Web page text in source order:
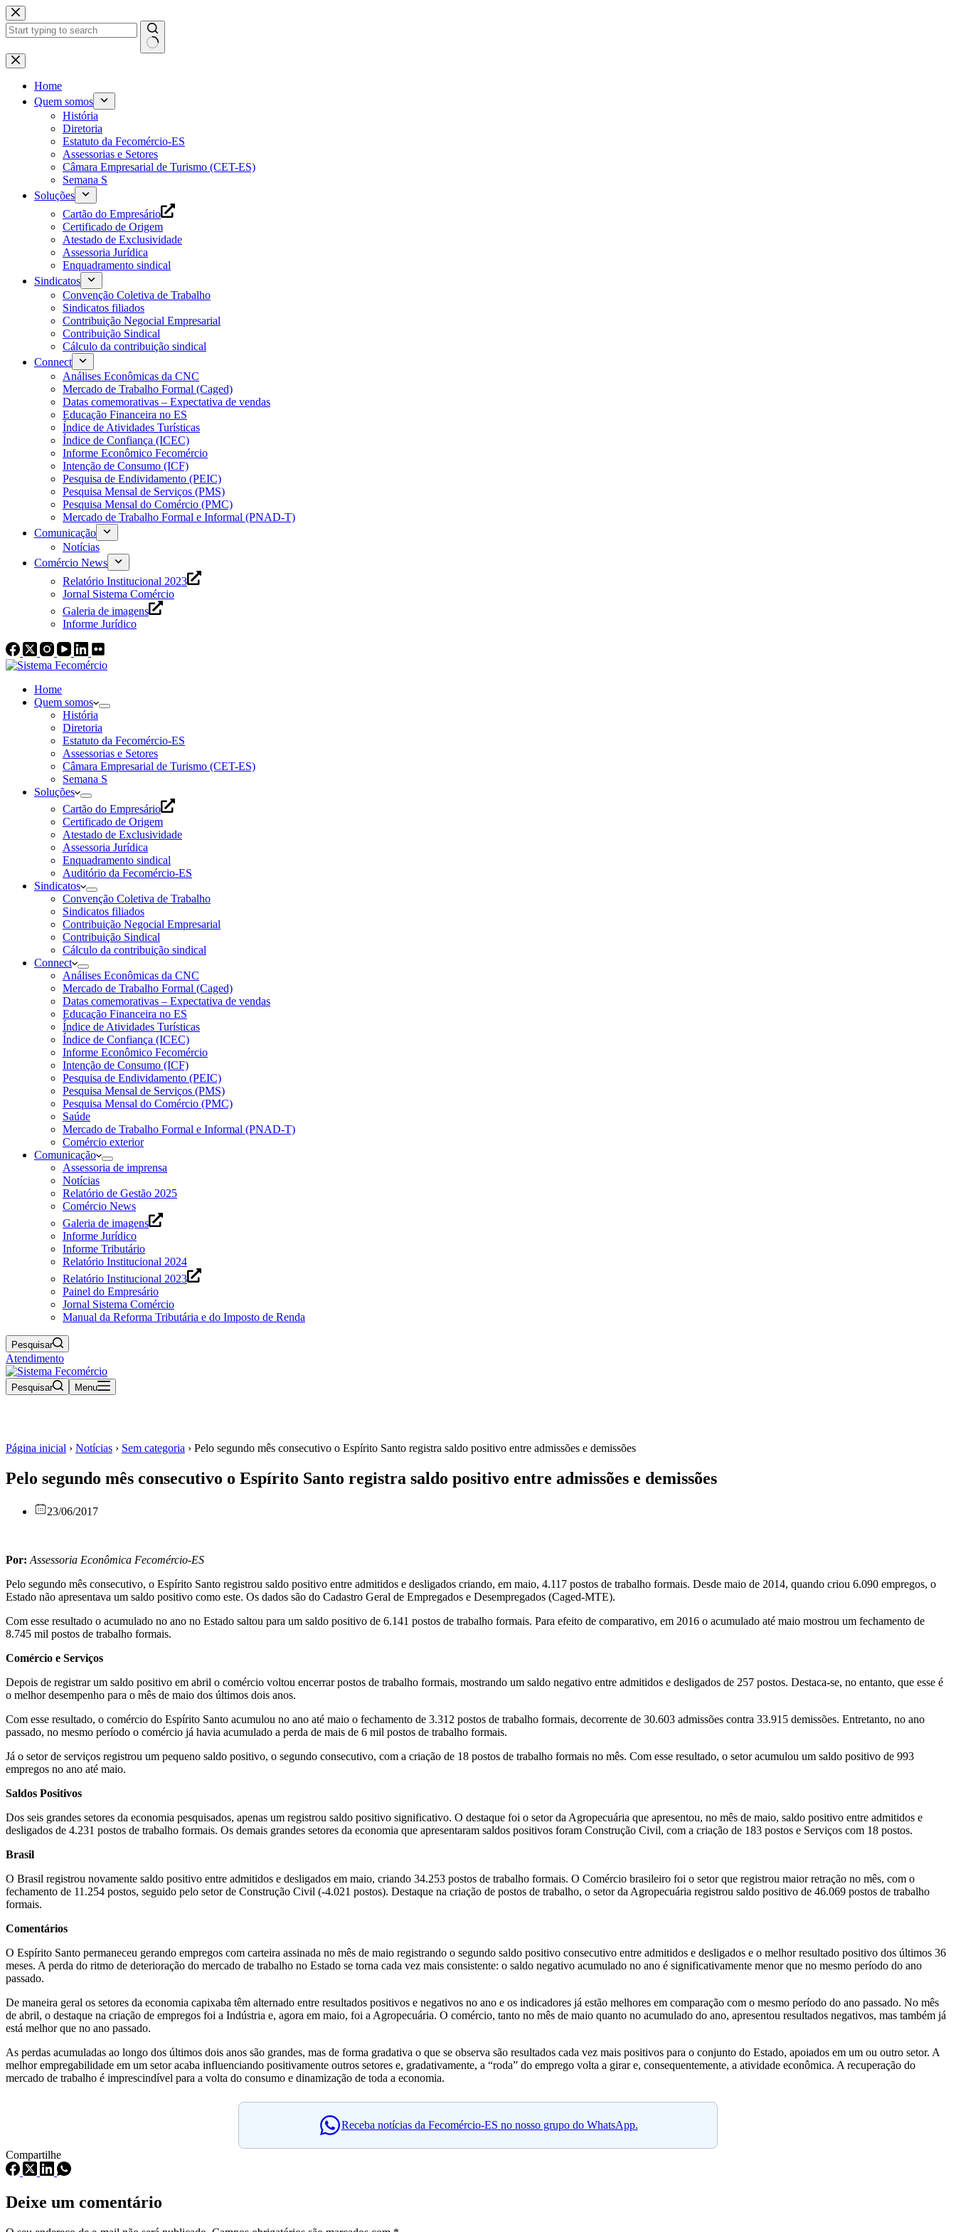
Pular
para
o
Home
Quem somos
História
Diretoria
Estatuto da Fecomércio-ES
Assessorias e Setores
Câmara Empresarial de Turismo (CET-ES)
Semana S
Soluções
Cartão do Empresário
Certificado de Origem
Atestado de Exclusividade
Assessoria Jurídica
Enquadramento sindical
Sindicatos
Convenção Coletiva de Trabalho
Sindicatos filiados
Contribuição Negocial Empresarial
Contribuição Sindical
Cálculo da contribuição sindical
Connect
Análises Econômicas da CNC
Mercado de Trabalho Formal (Caged)
Datas comemorativas – Expectativa de vendas
Educação Financeira no ES
Índice de Atividades Turísticas
Índice de Confiança (ICEC)
Informe Econômico Fecomércio
Intenção de Consumo (ICF)
Pesquisa de Endividamento (PEIC)
Pesquisa Mensal de Serviços (PMS)
Pesquisa Mensal do Comércio (PMC)
Mercado de Trabalho Formal e Informal (PNAD-T)
Comunicação
Notícias
Comércio News
Relatório Institucional 2023
Jornal Sistema Comércio
Galeria de imagens
Informe Jurídico
Home
Quem somos
História
Diretoria
Estatuto da Fecomércio-ES
Assessorias e Setores
Câmara Empresarial de Turismo (CET-ES)
Semana S
Soluções
Cartão do Empresário
Certificado de Origem
Atestado de Exclusividade
Assessoria Jurídica
Enquadramento sindical
Auditório da Fecomércio-ES
Sindicatos
Convenção Coletiva de Trabalho
Sindicatos filiados
Contribuição Negocial Empresarial
Contribuição Sindical
Cálculo da contribuição sindical
Connect
Análises Econômicas da CNC
Mercado de Trabalho Formal (Caged)
Datas comemorativas – Expectativa de vendas
Educação Financeira no ES
Índice de Atividades Turísticas
Índice de Confiança (ICEC)
Informe Econômico Fecomércio
Intenção de Consumo (ICF)
Pesquisa de Endividamento (PEIC)
Pesquisa Mensal de Serviços (PMS)
Pesquisa Mensal do Comércio (PMC)
Saúde
Mercado de Trabalho Formal e Informal (PNAD-T)
Comércio exterior
Comunicação
Assessoria de imprensa
Notícias
Relatório de Gestão 2025
Comércio News
Galeria de imagens
Informe Jurídico
Informe Tributário
Relatório Institucional 2024
Relatório Institucional 2023
Painel do Empresário
Jornal Sistema Comércio
Manual da Reforma Tributária e do Imposto de Renda
Pesquisar
Atendimento
Pesquisar Menu
Página inicial › Notícias › Sem categoria › Pelo segundo mês consecutivo o Espírito Santo registra saldo positivo entre admissões e demissões
Pelo segundo mês consecutivo o Espírito Santo registra saldo positivo entre admissões e demissões
23/06/2017
Por: Assessoria Econômica Fecomércio-ES
Pelo segundo mês consecutivo, o Espírito Santo registrou saldo positivo entre admitidos e desligados criando, em maio, 4.117 postos de trabalho formais. Desde maio de 2014, quando criou 6.090 empregos, o
Estado não apresentava um saldo positivo como este. Os dados são do Cadastro Geral de Empregados e Desempregados (Caged-MTE).
Com esse resultado o acumulado no ano no Estado saltou para um saldo positivo de 6.141 postos de trabalho formais. Para efeito de comparativo, em 2016 o acumulado até maio mostrou um fechamento de
8.745 mil postos de trabalho formais.
Comércio e Serviços
Depois de registrar um saldo positivo em abril o comércio voltou encerrar postos de trabalho formais, mostrando um saldo negativo entre admitidos e desligados de 257 postos. Destaca-se, no entanto, que esse é
o melhor desempenho para o mês de maio dos últimos dois anos.
Com esse resultado, o comércio do Espírito Santo acumulou no ano até maio o fechamento de 3.312 postos de trabalho formais, decorrente de 30.603 admissões contra 33.915 demissões. Entretanto, no ano
passado, no mesmo período o comércio já havia acumulado a perda de mais de 6 mil postos de trabalho formais.
Já o setor de serviços registrou um pequeno saldo positivo, o segundo consecutivo, com a criação de 18 postos de trabalho formais no mês. Com esse resultado, o setor acumulou um saldo positivo de 993
empregos no ano até maio.
Saldos Positivos
Dos seis grandes setores da economia pesquisados, apenas um registrou saldo positivo significativo. O destaque foi o setor da Agropecuária que apresentou, no mês de maio, saldo positivo entre admitidos e
desligados de 4.231 postos de trabalho formais. Os demais grandes setores da economia que apresentaram saldos positivos foram Construção Civil, com a criação de 183 postos e Serviços com 18 postos.
Brasil
O Brasil registrou novamente saldo positivo entre admitidos e desligados em maio, criando 34.253 postos de trabalho formais. O Comércio brasileiro foi o setor que registrou maior retração no mês, com o
fechamento de 11.254 postos, seguido pelo setor de Construção Civil (-4.021 postos). Destaque na criação de postos de trabalho, o setor da Agropecuária registrou saldo positivo de 46.069 postos de trabalho
formais.
Comentários
O Espírito Santo permaneceu gerando empregos com carteira assinada no mês de maio registrando o segundo saldo positivo consecutivo entre admitidos e desligados e o melhor resultado positivo dos últimos 36
meses. A perda do ritmo de deterioração do mercado de trabalho no Estado se torna cada vez mais consistente: o saldo negativo acumulado no ano é significativamente menor que no mesmo período do ano
passado.
De maneira geral os setores da economia capixaba têm alternado entre resultados positivos e negativos no ano e os indicadores já estão melhores em comparação com o mesmo período do ano passado. No mês
de abril, o destaque na criação de empregos foi a Indústria e, agora em maio, foi a Agropecuária. O comércio, tanto no mês de maio quanto no acumulado do ano, apresentou resultados negativos, mas também já
está melhor que no ano passado.
As perdas acumuladas ao longo dos últimos dois anos são grandes, mas de forma gradativa o que se observa são resultados cada vez mais positivos para o conjunto do Estado, apoiados em um ou outro setor. A
melhor empregabilidade em um setor acaba influenciando positivamente outros setores e, gradativamente, a “roda” do emprego volta a girar e, consequentemente, a atividade econômica. A recuperação do
mercado de trabalho é imprescindível para a volta do consumo e dinamização de toda a economia.
Receba notícias da Fecomércio-ES no nosso grupo do WhatsApp.
Compartilhe
Deixe um comentário